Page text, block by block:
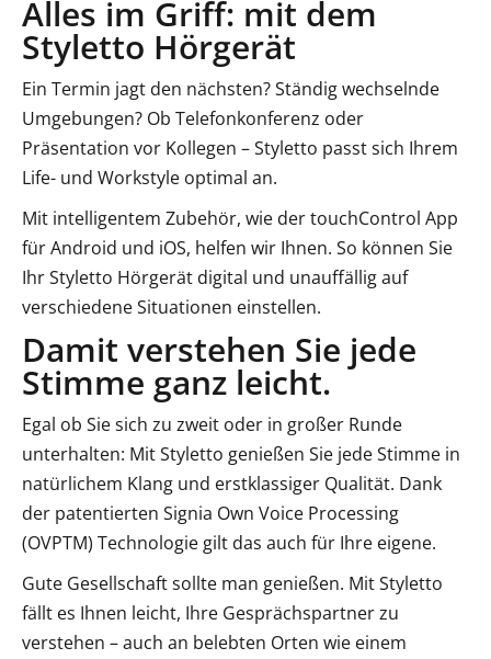
Alles im Griff: mit dem
Styletto Hörgerät
Ein Termin jagt den nächsten? Ständig wechselnde
Umgebungen? Ob Telefonkonferenz oder
Präsentation vor Kollegen – Styletto passt sich Ihrem
Life- und Workstyle optimal an.
Mit intelligentem Zubehör, wie der touchControl App
für Android und iOS, helfen wir Ihnen. So können Sie
Ihr Styletto Hörgerät digital und unauffällig auf
verschiedene Situationen einstellen.
Damit verstehen Sie jede
Stimme ganz leicht.
Egal ob Sie sich zu zweit oder in großer Runde
unterhalten: Mit Styletto genießen Sie jede Stimme in
natürlichem Klang und erstklassiger Qualität. Dank
der patentierten Signia Own Voice Processing
(OVPTM) Technologie gilt das auch für Ihre eigene.
Gute Gesellschaft sollte man genießen. Mit Styletto
fällt es Ihnen leicht, Ihre Gesprächspartner zu
verstehen – auch an belebten Orten wie einem